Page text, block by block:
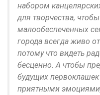
набором
для творчества,
малообеспеченных
города всегда живо
потому что видеть
бесценно. А чтобы
будущих
приятными эмоциями,